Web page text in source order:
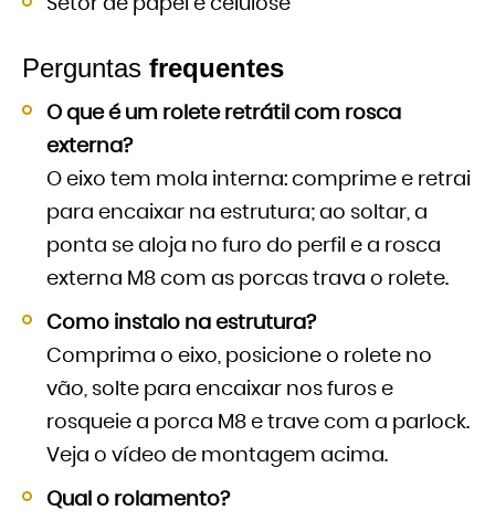
Setor de papel e celulose
Perguntas frequentes
O que é um rolete retrátil com rosca
externa?
O eixo tem mola interna: comprime e retrai
para encaixar na estrutura; ao soltar, a
ponta se aloja no furo do perfil e a rosca
externa M8 com as porcas trava o rolete.
Como instalo na estrutura?
Comprima o eixo, posicione o rolete no
vão, solte para encaixar nos furos e
rosqueie a porca M8 e trave com a parlock.
Veja o vídeo de montagem acima.
Qual o rolamento?